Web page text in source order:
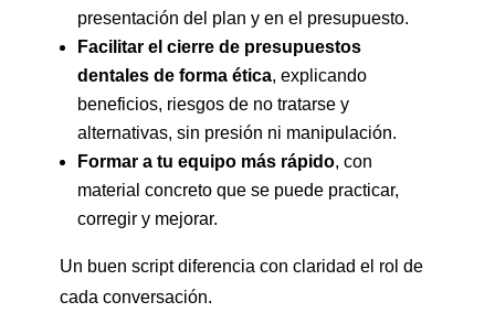
presentación del plan y en el presupuesto.
Facilitar el cierre de presupuestos
dentales de forma ética, explicando
beneficios, riesgos de no tratarse y
alternativas, sin presión ni manipulación.
Formar a tu equipo más rápido, con
material concreto que se puede practicar,
corregir y mejorar.
Un buen script diferencia con claridad el rol de
cada conversación.